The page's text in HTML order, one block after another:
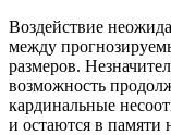
Воздействие
между
размеров.
возможность
кардинальные
и остаются в памяти